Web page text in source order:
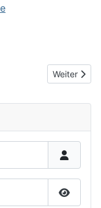
Gedächtnisturnier ab
Nächster
Weiter